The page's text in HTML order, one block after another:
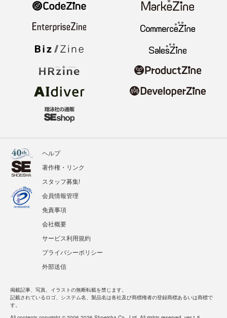
ヘルプ
著作権・リンク
スタッフ募集!
会員情報管理
免責事項
会社概要
サービス利用規約
プライバシーポリシー
外部送信
掲載記事、写真、イラストの無断転載を禁じます。
記載されているロゴ、システム名、製品名は各社及び商標権者の登録商標あるいは商標で
す。